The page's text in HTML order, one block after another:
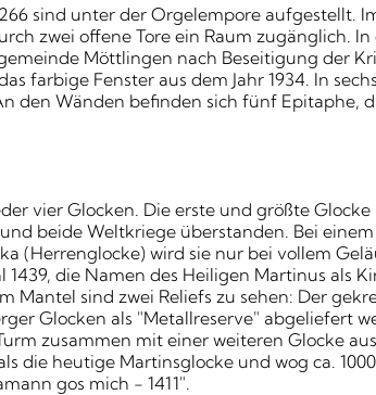
sind unter der Orgelempore aufgestellt.
zwei offene Tore ein Raum zugänglich.
Möttlingen nach Beseitigung der
farbige Fenster aus dem Jahr 1934. In
den Wänden befinden sich fünf Epitaphe,
vier Glocken. Die erste und größte Glocke
beide Weltkriege überstanden. Bei
(Herrenglocke) wird sie nur bei vollem
die Namen des Heiligen Martinus als
Mantel sind zwei Reliefs zu sehen: Der
Glocken als "Metallreserve" abgeliefert
zusammen mit einer weiteren Glocke aus
die heutige Martinsglocke und wog ca.
gos mich - 1411".